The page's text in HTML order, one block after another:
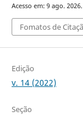
Acesso em: 9 ago. 2026.
Fomatos de
Edição
v. 14 (2022)
Seção